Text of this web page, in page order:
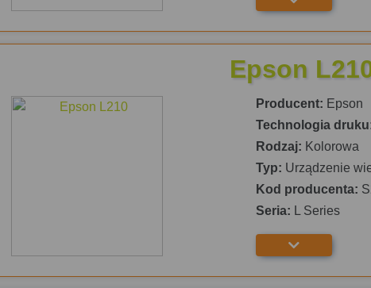
Epson
Producent: Epson
Technologia
Rodzaj: Kolorowa
Typ: Urządzenie
Kod producenta:
Seria: L Series